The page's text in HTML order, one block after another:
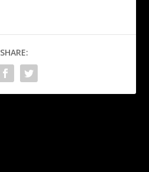
SHARE: